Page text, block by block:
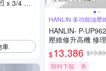
x 3/4 凸)
2 凹 x 3/
車
HANLIN 多功能油壓
HANLIN- P-
壓維修升高機 修
升降台 可移動支
平台車 重機修理平
$13,386
限時下殺
券